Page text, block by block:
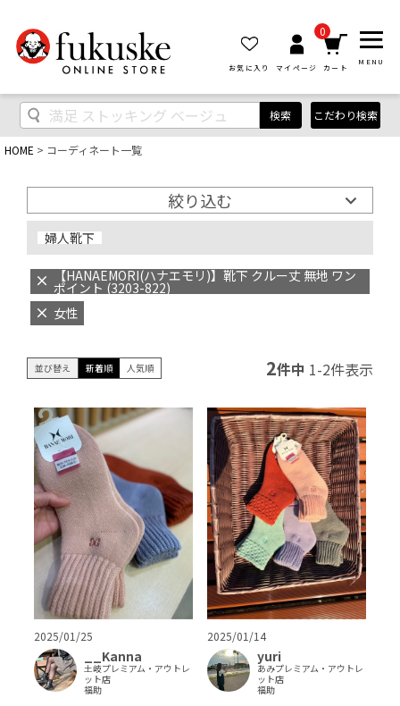
お気に入り マイページ
0
カート
MENU
検索 こだわり検索
HOME コーディネート一覧
絞り込む
婦人靴下
【HANAEMORI(ハナエモリ)】靴下 クルー丈 無地 ワン
ポイント (3203-822)
女性
並び替え 新着順 人気順 2件中 1-2件表示
2025/01/25
__Kanna
土岐プレミアム・アウトレ
ット店
福助
2025/01/14
yuri
あみプレミアム・アウトレ
ット店
福助